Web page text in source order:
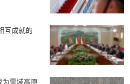
互成就的
为雪域高原